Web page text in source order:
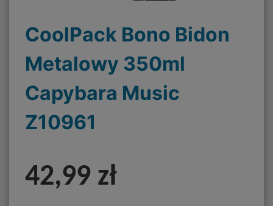
CoolPack Bono Bidon
Metalowy 350ml
Capybara Music
Z10961
42,99 zł